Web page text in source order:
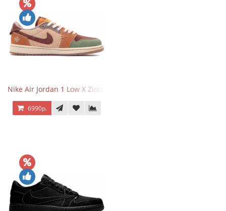
Nike Air Jordan 1 Low X Zion Williamson Voodoo
6990р.